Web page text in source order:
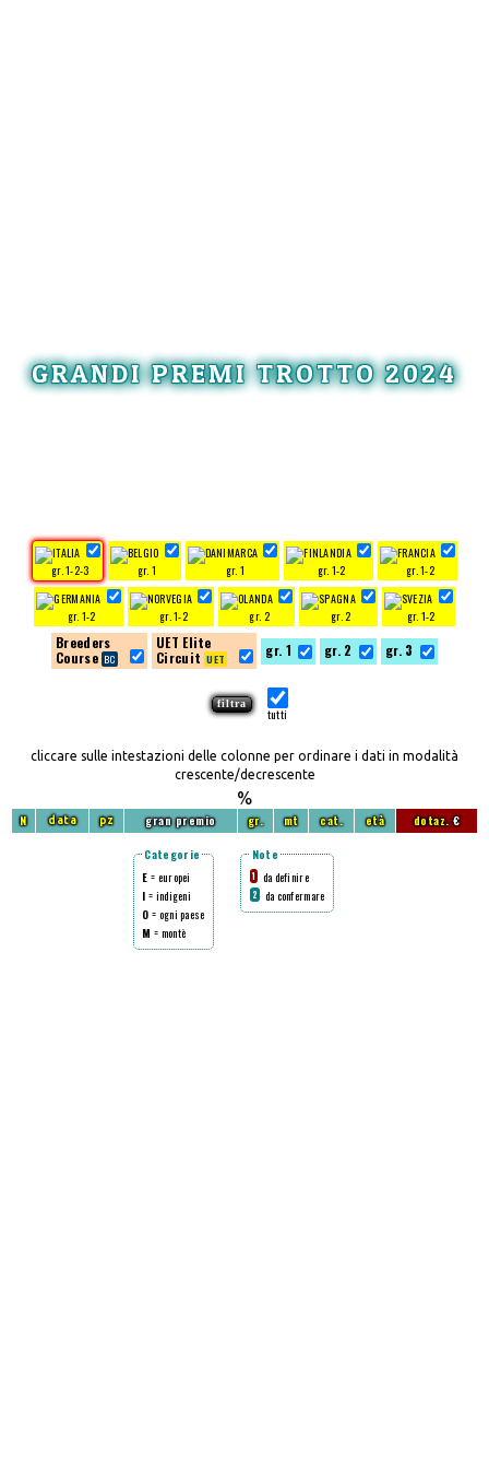
GRANDI PREMI TROTTO 2024
gr. 1-2-3 gr. 1 gr. 1 gr. 1-2 gr. 1-2
gr. 1-2 gr. 1-2 gr. 2 gr. 2 gr. 1-2
Breeders
Course
UET Elite
Circuit
gr. 1 gr. 2 gr. 3
tutti
cliccare sulle intestazioni delle colonne per ordinare i dati in modalità
crescente/decrescente
%
N data pz gran premio gr. mt cat. età dotaz.€
Categorie
E = europei
I = indigeni
O = ogni paese
M = montè
Note
1 da definire
2 da confermare